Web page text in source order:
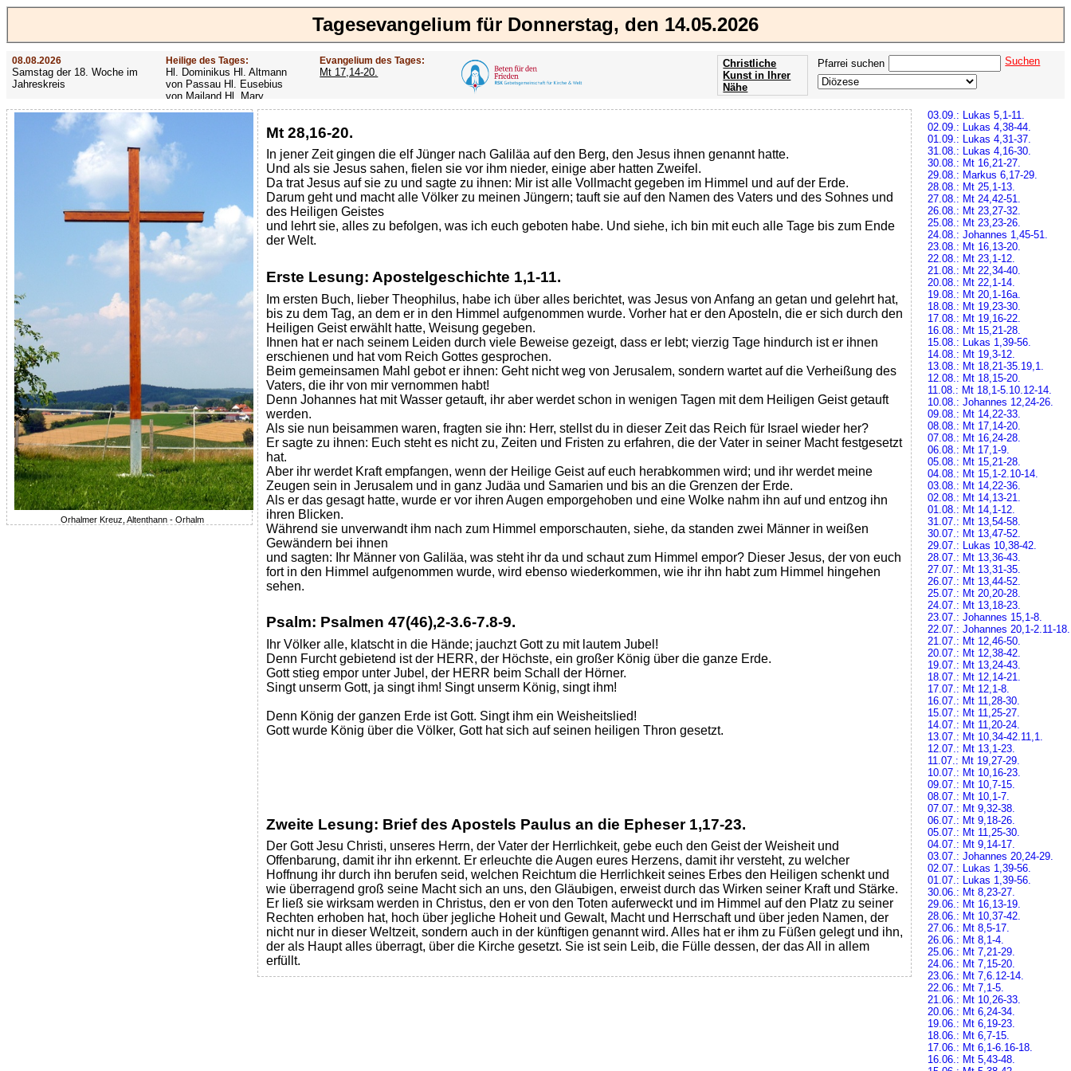
Tagesevangelium für Donnerstag, den 14.05.2026
08.08.2026
Samstag der 18. Woche im
Jahreskreis
Heilige des Tages:
Hl. Dominikus Hl. Altmann
von Passau Hl. Eusebius
von Mailand Hl. Mary
MacKillop Hl. Cyriakus Hl.
Hildiger Vierzehn heilige
Nothelfer Hl. Famian Hl.
Rathard
Evangelium des Tages:
Mt 17,14-20.
Pfarrei suchen Suchen
Christliche
Kunst in Ihrer
Nähe
Offenbarung
der Apokalypse
des Johannes
Orhalmer Kreuz, Altenthann - Orhalm
03.09.: Lukas 5,1-11.
02.09.: Lukas 4,38-44.
01.09.: Lukas 4,31-37.
31.08.: Lukas 4,16-30.
30.08.: Mt 16,21-27.
29.08.: Markus 6,17-29.
28.08.: Mt 25,1-13.
27.08.: Mt 24,42-51.
26.08.: Mt 23,27-32.
25.08.: Mt 23,23-26.
24.08.: Johannes 1,45-51.
23.08.: Mt 16,13-20.
22.08.: Mt 23,1-12.
21.08.: Mt 22,34-40.
20.08.: Mt 22,1-14.
19.08.: Mt 20,1-16a.
18.08.: Mt 19,23-30.
17.08.: Mt 19,16-22.
16.08.: Mt 15,21-28.
15.08.: Lukas 1,39-56.
14.08.: Mt 19,3-12.
13.08.: Mt 18,21-35.19,1.
12.08.: Mt 18,15-20.
11.08.: Mt 18,1-5.10.12-14.
10.08.: Johannes 12,24-26.
09.08.: Mt 14,22-33.
08.08.: Mt 17,14-20.
07.08.: Mt 16,24-28.
06.08.: Mt 17,1-9.
05.08.: Mt 15,21-28.
04.08.: Mt 15,1-2.10-14.
03.08.: Mt 14,22-36.
02.08.: Mt 14,13-21.
01.08.: Mt 14,1-12.
31.07.: Mt 13,54-58.
30.07.: Mt 13,47-52.
29.07.: Lukas 10,38-42.
28.07.: Mt 13,36-43.
27.07.: Mt 13,31-35.
26.07.: Mt 13,44-52.
25.07.: Mt 20,20-28.
24.07.: Mt 13,18-23.
23.07.: Johannes 15,1-8.
22.07.: Johannes 20,1-2.11-18.
21.07.: Mt 12,46-50.
20.07.: Mt 12,38-42.
19.07.: Mt 13,24-43.
18.07.: Mt 12,14-21.
17.07.: Mt 12,1-8.
16.07.: Mt 11,28-30.
15.07.: Mt 11,25-27.
14.07.: Mt 11,20-24.
13.07.: Mt 10,34-42.11,1.
12.07.: Mt 13,1-23.
11.07.: Mt 19,27-29.
10.07.: Mt 10,16-23.
09.07.: Mt 10,7-15.
08.07.: Mt 10,1-7.
07.07.: Mt 9,32-38.
06.07.: Mt 9,18-26.
05.07.: Mt 11,25-30.
04.07.: Mt 9,14-17.
03.07.: Johannes 20,24-29.
02.07.: Lukas 1,39-56.
01.07.: Lukas 1,39-56.
30.06.: Mt 8,23-27.
29.06.: Mt 16,13-19.
28.06.: Mt 10,37-42.
27.06.: Mt 8,5-17.
26.06.: Mt 8,1-4.
25.06.: Mt 7,21-29.
24.06.: Mt 7,15-20.
23.06.: Mt 7,6.12-14.
22.06.: Mt 7,1-5.
21.06.: Mt 10,26-33.
20.06.: Mt 6,24-34.
19.06.: Mt 6,19-23.
18.06.: Mt 6,7-15.
17.06.: Mt 6,1-6.16-18.
16.06.: Mt 5,43-48.
Mt 28,16-20.
In jener Zeit gingen die elf Jünger nach Galiläa auf den Berg, den Jesus ihnen genannt hatte.
Und als sie Jesus sahen, fielen sie vor ihm nieder, einige aber hatten Zweifel.
Da trat Jesus auf sie zu und sagte zu ihnen: Mir ist alle Vollmacht gegeben im Himmel und auf der Erde.
Darum geht und macht alle Völker zu meinen Jüngern; tauft sie auf den Namen des Vaters und des Sohnes und
des Heiligen Geistes
und lehrt sie, alles zu befolgen, was ich euch geboten habe. Und siehe, ich bin mit euch alle Tage bis zum Ende
der Welt.
Erste Lesung: Apostelgeschichte 1,1-11.
Im ersten Buch, lieber Theophilus, habe ich über alles berichtet, was Jesus von Anfang an getan und gelehrt hat,
bis zu dem Tag, an dem er in den Himmel aufgenommen wurde. Vorher hat er den Aposteln, die er sich durch den
Heiligen Geist erwählt hatte, Weisung gegeben.
Ihnen hat er nach seinem Leiden durch viele Beweise gezeigt, dass er lebt; vierzig Tage hindurch ist er ihnen
erschienen und hat vom Reich Gottes gesprochen.
Beim gemeinsamen Mahl gebot er ihnen: Geht nicht weg von Jerusalem, sondern wartet auf die Verheißung des
Vaters, die ihr von mir vernommen habt!
Denn Johannes hat mit Wasser getauft, ihr aber werdet schon in wenigen Tagen mit dem Heiligen Geist getauft
werden.
Als sie nun beisammen waren, fragten sie ihn: Herr, stellst du in dieser Zeit das Reich für Israel wieder her?
Er sagte zu ihnen: Euch steht es nicht zu, Zeiten und Fristen zu erfahren, die der Vater in seiner Macht festgesetzt
hat.
Aber ihr werdet Kraft empfangen, wenn der Heilige Geist auf euch herabkommen wird; und ihr werdet meine
Zeugen sein in Jerusalem und in ganz Judäa und Samarien und bis an die Grenzen der Erde.
Als er das gesagt hatte, wurde er vor ihren Augen emporgehoben und eine Wolke nahm ihn auf und entzog ihn
ihren Blicken.
Während sie unverwandt ihm nach zum Himmel emporschauten, siehe, da standen zwei Männer in weißen
Gewändern bei ihnen
und sagten: Ihr Männer von Galiläa, was steht ihr da und schaut zum Himmel empor? Dieser Jesus, der von euch
fort in den Himmel aufgenommen wurde, wird ebenso wiederkommen, wie ihr ihn habt zum Himmel hingehen
sehen.
Psalm: Psalmen 47(46),2-3.6-7.8-9.
Ihr Völker alle, klatscht in die Hände; jauchzt Gott zu mit lautem Jubel!
Denn Furcht gebietend ist der HERR, der Höchste, ein großer König über die ganze Erde.
Gott stieg empor unter Jubel, der HERR beim Schall der Hörner.
Singt unserm Gott, ja singt ihm! Singt unserm König, singt ihm!
Denn König der ganzen Erde ist Gott. Singt ihm ein Weisheitslied!
Gott wurde König über die Völker, Gott hat sich auf seinen heiligen Thron gesetzt.
Zweite Lesung: Brief des Apostels Paulus an die Epheser 1,17-23.
Der Gott Jesu Christi, unseres Herrn, der Vater der Herrlichkeit, gebe euch den Geist der Weisheit und
Offenbarung, damit ihr ihn erkennt. Er erleuchte die Augen eures Herzens, damit ihr versteht, zu welcher
Hoffnung ihr durch ihn berufen seid, welchen Reichtum die Herrlichkeit seines Erbes den Heiligen schenkt und
wie überragend groß seine Macht sich an uns, den Gläubigen, erweist durch das Wirken seiner Kraft und Stärke.
Er ließ sie wirksam werden in Christus, den er von den Toten auferweckt und im Himmel auf den Platz zu seiner
Rechten erhoben hat, hoch über jegliche Hoheit und Gewalt, Macht und Herrschaft und über jeden Namen, der
nicht nur in dieser Weltzeit, sondern auch in der künftigen genannt wird. Alles hat er ihm zu Füßen gelegt und ihn,
der als Haupt alles überragt, über die Kirche gesetzt. Sie ist sein Leib, die Fülle dessen, der das All in allem
erfüllt.